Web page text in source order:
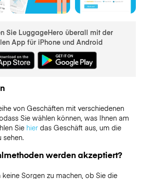
Sie LuggageHero überall mit der
App für iPhone und Android
von Geschäften mit verschiedenen
Sie wählen können, was Ihnen am
Sie hierdas Geschäft aus, um die
sehen.
werden akzeptiert?
Sorgen zu machen, ob Sie die